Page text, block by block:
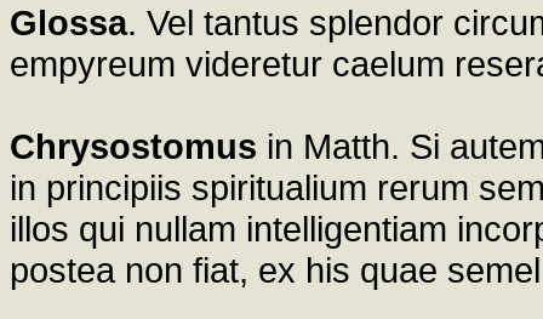
Glossa. Vel tantus splendor
empyreum videretur caelum
Chrysostomus in Matth. Si
in principiis spiritualium rerum
illos qui nullam intelligentiam
postea non fiat, ex his quae